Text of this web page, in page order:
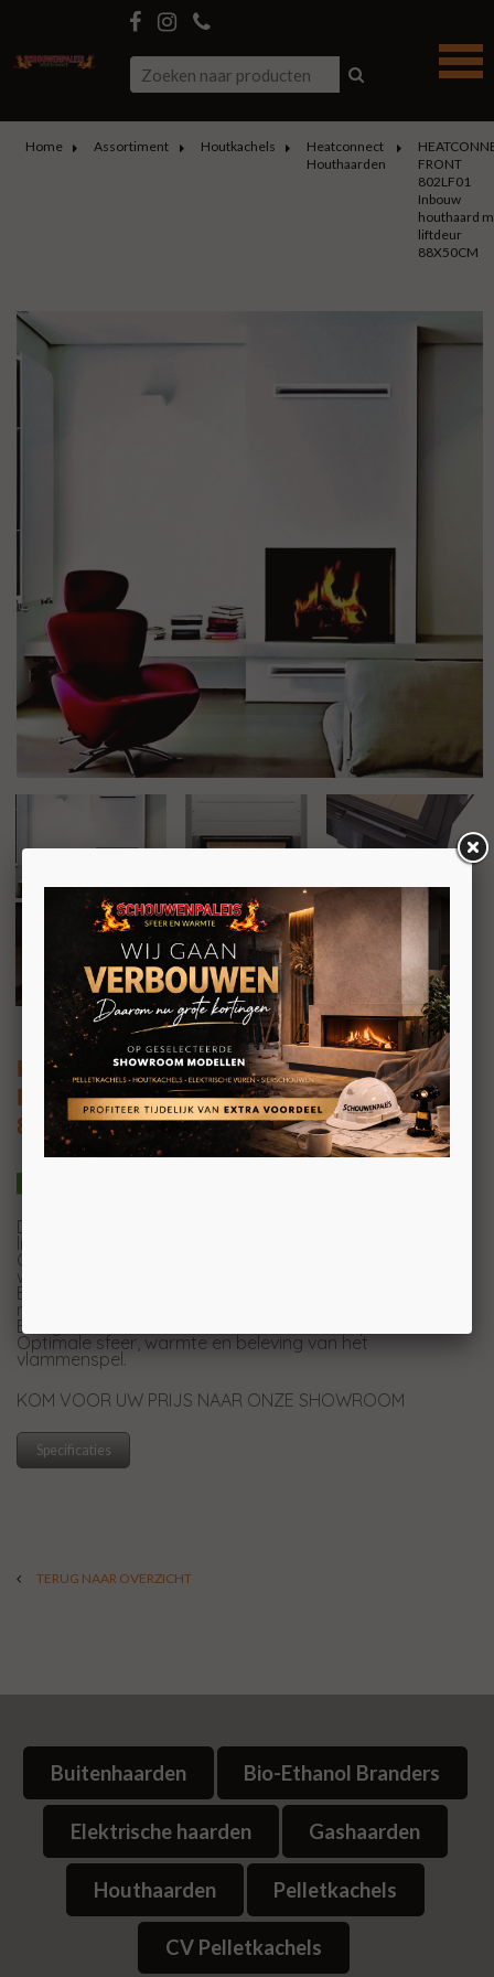
Home Assortiment Houtkachels
Heatconnect
Houthaarden
FRONT
802LF01
Inbouw
houthaard
liftdeur
88X50CM
HEATCONNECT FRONT 802LF01
Inbouw houthaard met liftdeur
88X50CM
Design inbouwhaard met innovatief en geluidsarm
liftdeur systeem.
Compleet met centrale luchtinlaat en aansluitbaar
warme lucht convectie (optioneel).
Efficiënte verbranding door DOUBLE-SPIN-systeem en
met interessante energiebesparende opties.
Een geliefd formaat door het ruime zicht op het vuur.
Optimale sfeer, warmte en beleving van het
vlammenspel.
KOM VOOR UW PRIJS NAAR ONZE SHOWROOM
Specificaties
TERUG NAAR OVERZICHT
Buitenhaarden Bio-Ethanol Branders
Elektrische haarden Gashaarden
Houthaarden Pelletkachels
CV Pelletkachels